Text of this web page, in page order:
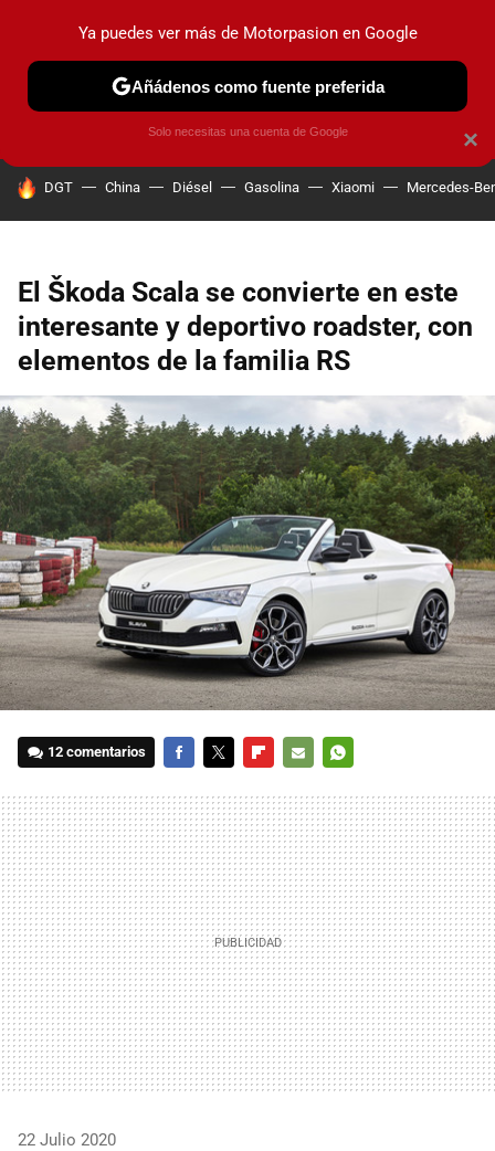
PRUEBAS COCHES ELÉCTRICOS OBSERVATORIO
HOY SE HABLA DE
DGT China Diésel Gasolina Xiaomi Mercedes-
El Škoda Scala se convierte en este
interesante y deportivo roadster, con
elementos de la familia RS
12 comentarios
MAIL
22 Julio 2020
×
Ya puedes ver más de Motorpasion en Google
Añádenos como fuente preferida
Solo necesitas una cuenta de Google